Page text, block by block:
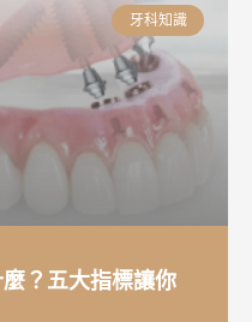
牙科知識
？五大指標讓你